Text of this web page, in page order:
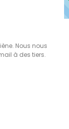
Nous nous
à des tiers.